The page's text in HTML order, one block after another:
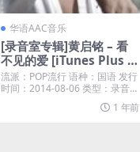
华语AAC音乐
[录音室专辑]黄启铭 – 看
不见的爱 [iTunes Plus M
4A]
流派：POP流行 语种：国语 发行
时间：2014-08-06 类型：录音室
1 年前